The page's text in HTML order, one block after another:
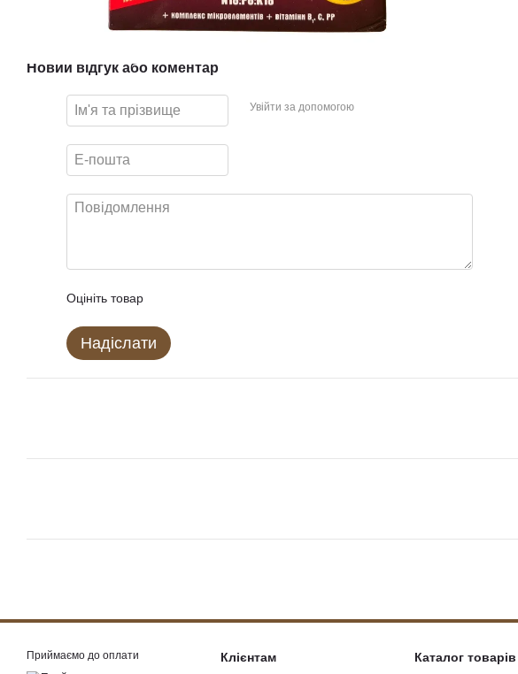
Новий відгук або коментар
Увійти за допомогою
Оцініть товар
Надіслати
Приймаємо до оплати Клієнтам Каталог товарів